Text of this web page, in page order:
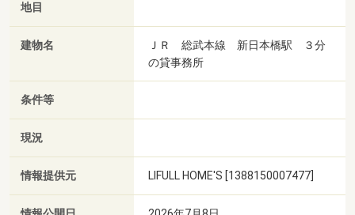
地目
建物名
ＪＲ 総武本線 新日本橋駅 ３分
の貸事務所
条件等
現況
情報提供元 LIFULL HOME'S [1388150007477]